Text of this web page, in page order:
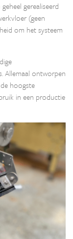
gerealiseerd
(geen
om het systeem
Allemaal ontworpen
hoogste
in een productie